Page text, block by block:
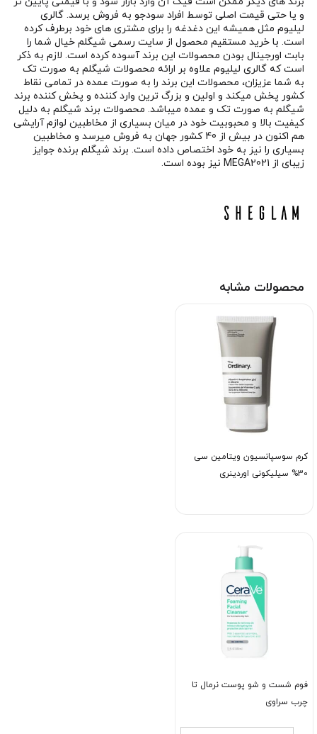
و یا حتی قیمت اصلی توسط افراد سودجو به فروش برسد. گالری
لیلیوم مثل همیشه این دغدغه را برای مشتری های خود برطرف کرده
است. با خرید مستقیم محصول از سایت رسمی شیگلم خیال شما را
بابت اورجینال بودن محصولات این برند آسوده کرده است. لازم به ذکر
است که گالری لیلیوم علاوه بر ارائه محصولات شیگلم به صورت تک
به شما عزیزان، محصولات این برند را به صورت عمده در تمامی نقاط
کشور پخش میکند و اولین و بزرگ ترین وارد کننده و پخش کننده برند
شیگلم به صورت تک و عمده میباشد. محصولات برند شیگلم به دلیل
کیفیت بالا و محبوبیت خود در میان بسیاری از مخاطبین لوازم آرایشی
هم اکنون در بیش از 40 کشور جهان به فروش میرسد و مخاطبین
بسیاری را نیز به خود اختصاص داده است. برند شیگلم برنده جوایز
زیبای از MEGA2021 نیز بوده است.
محصولات مشابه
کرم سوسپانسیون ویتامین سی
30% سیلیکونی اوردینری
فوم شست و شو پوست نرمال تا
چرب سراوی